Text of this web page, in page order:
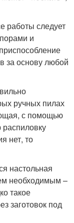
работы следует
и
за основу любой
ручных пилах
с помощью
нет, то
настольная
необходимым –
такое
заготовок под